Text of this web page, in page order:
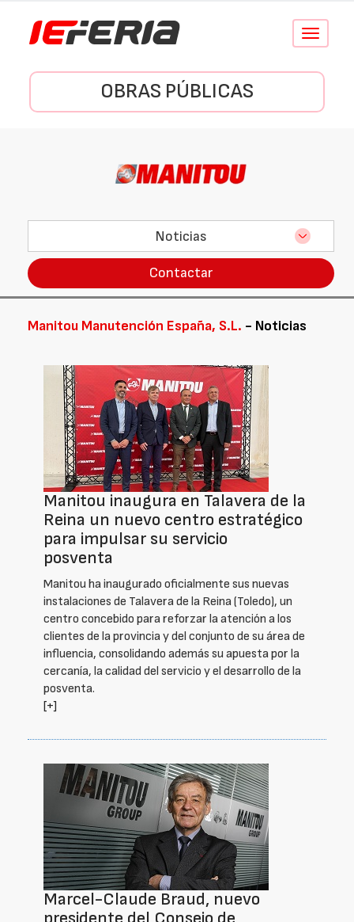
Conmutar
OBRAS PÚBLICAS
Noticias
Contactar
Manitou Manutención España, S.L. - Noticias
Manitou inaugura en Talavera de la
Reina un nuevo centro estratégico
para impulsar su servicio
posventa
Manitou ha inaugurado oficialmente sus nuevas
instalaciones de Talavera de la Reina (Toledo), un
centro concebido para reforzar la atención a los
clientes de la provincia y del conjunto de su área de
influencia, consolidando además su apuesta por la
cercanía, la calidad del servicio y el desarrollo de la
posventa.
[+]
Marcel-Claude Braud, nuevo